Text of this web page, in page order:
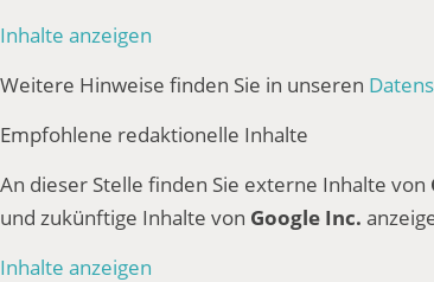
Inhalte anzeigen
Weitere Hinweise finden Sie in unseren
Empfohlene redaktionelle Inhalte
An dieser Stelle finden Sie externe Inhalte von
und zukünftige Inhalte von Google Inc.
Inhalte anzeigen